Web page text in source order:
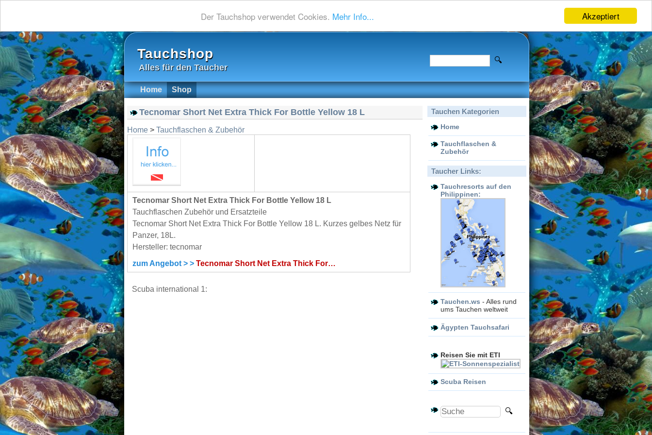
Akzeptiert
Der Tauchshop verwendet Cookies. Mehr Info...
Tauchshop
Alles für den Taucher
Home Shop
Tecnomar Short Net Extra Thick For Bottle Yellow 18 L
Home> Tauchflaschen & Zubehör
Tecnomar Short Net Extra Thick For Bottle Yellow 18 L
Tauchflaschen Zubehör und Ersatzteile
Tecnomar Short Net Extra Thick For Bottle Yellow 18 L. Kurzes gelbes Netz für
Panzer, 18L.
Hersteller: tecnomar
zum Angebot > > Tecnomar Short Net Extra Thick For…
Scuba international 1:
Tauchen Kategorien
Home
Tauchflaschen &
Zubehör
Taucher Links:
Tauchresorts auf den
Philippinen:
Tauchen.ws - Alles rund
ums Tauchen weltweit
Ägypten Tauchsafari
Reisen Sie mit ETI
Scuba Reisen